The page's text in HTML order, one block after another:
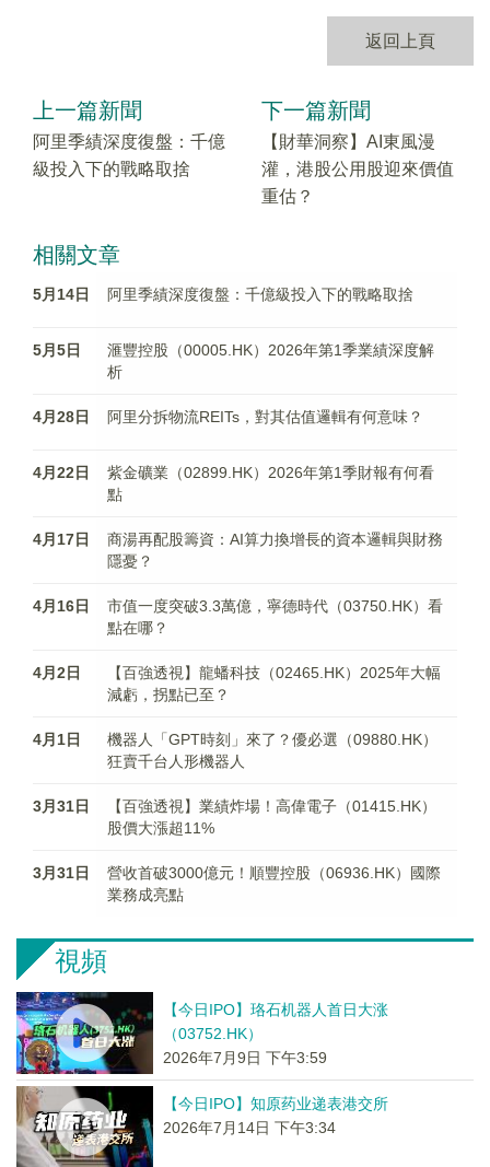
返回上頁
上一篇新聞
阿里季績深度復盤：千億
級投入下的戰略取捨
下一篇新聞
【財華洞察】AI東風漫
灌，港股公用股迎來價值
重估？
相關文章
5月14日 阿里季績深度復盤：千億級投入下的戰略取捨
5月5日
滙豐控股（00005.HK）2026年第1季業績深度解
析
4月28日 阿里分拆物流REITs，對其估值邏輯有何意味？
4月22日
紫金礦業（02899.HK）2026年第1季財報有何看
點
4月17日
商湯再配股籌資：AI算力換增長的資本邏輯與財務
隱憂？
4月16日
市值一度突破3.3萬億，寧德時代（03750.HK）看
點在哪？
4月2日
【百強透視】龍蟠科技（02465.HK）2025年大幅
減虧，拐點已至？
4月1日
機器人「GPT時刻」來了？優必選（09880.HK）
狂賣千台人形機器人
3月31日
【百強透視】業績炸場！高偉電子（01415.HK）
股價大漲超11%
3月31日
營收首破3000億元！順豐控股（06936.HK）國際
業務成亮點
視頻
【今日IPO】珞石机器人首日大涨
（03752.HK）
2026年7月9日 下午3:59
【今日IPO】知原药业递表港交所
2026年7月14日 下午3:34